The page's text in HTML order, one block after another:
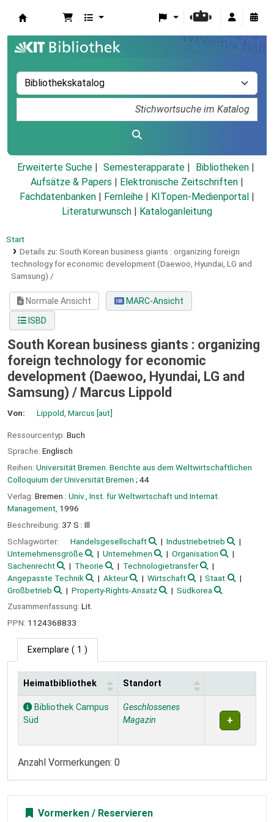
Erweiterte Suche Semesterapparate
Bibliotheken
Aufsätze & Papers
Elektronische Zeitschriften
Fachdatenbanken
Fernleihe KITopen-Medienportal
Literaturwunsch
Kataloganleitung
Start
Details zu: South Korean business giants : organizing foreign
technology for economic development (Daewoo, Hyundai, LG and
Samsung) /
Normale Ansicht
MARC-Ansicht
ISBD
South Korean business giants : organizing
foreign technology for economic
development (Daewoo, Hyundai, LG and
Samsung) / Marcus Lippold
Von: Lippold, Marcus [aut]
Ressourcentyp: Buch
Sprache: Englisch
Reihen: Universität Bremen. Berichte aus dem Weltwirtschaftlichen
Colloquium der Universität Bremen ; 44
Verlag: Bremen : Univ., Inst. für Weltwirtschaft und Internat.
Management, 1996
Beschreibung: 37 S : Ill
Schlagwörter:
Handelsgesellschaft
Industriebetrieb
Unternehmensgröße
Unternehmen
Organisation
Sachenrecht
Theorie
Technologietransfer
Angepasste Technik
Akteur Wirtschaft
Staat
Großbetrieb
Property-Rights-Ansatz
Südkorea
Zusammenfassung: Lit.
PPN: 1124368833
Exemplare ( 1 )
Exemplare
Heimatbibliothek Standort
Bibliothek Campus
Süd
Geschlossenes
Magazin
Anzahl Vormerkungen: 0
Vormerken